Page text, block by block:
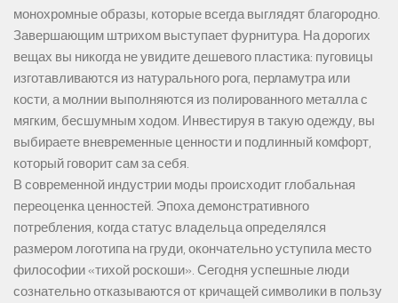
монохромные образы, которые всегда выглядят благородно.
Завершающим штрихом выступает фурнитура. На дорогих
вещах вы никогда не увидите дешевого пластика: пуговицы
изготавливаются из натурального рога, перламутра или
кости, а молнии выполняются из полированного металла с
мягким, бесшумным ходом. Инвестируя в такую одежду, вы
выбираете вневременные ценности и подлинный комфорт,
который говорит сам за себя.
В современной индустрии моды происходит глобальная
переоценка ценностей. Эпоха демонстративного
потребления, когда статус владельца определялся
размером логотипа на груди, окончательно уступила место
философии «тихой роскоши». Сегодня успешные люди
сознательно отказываются от кричащей символики в пользу